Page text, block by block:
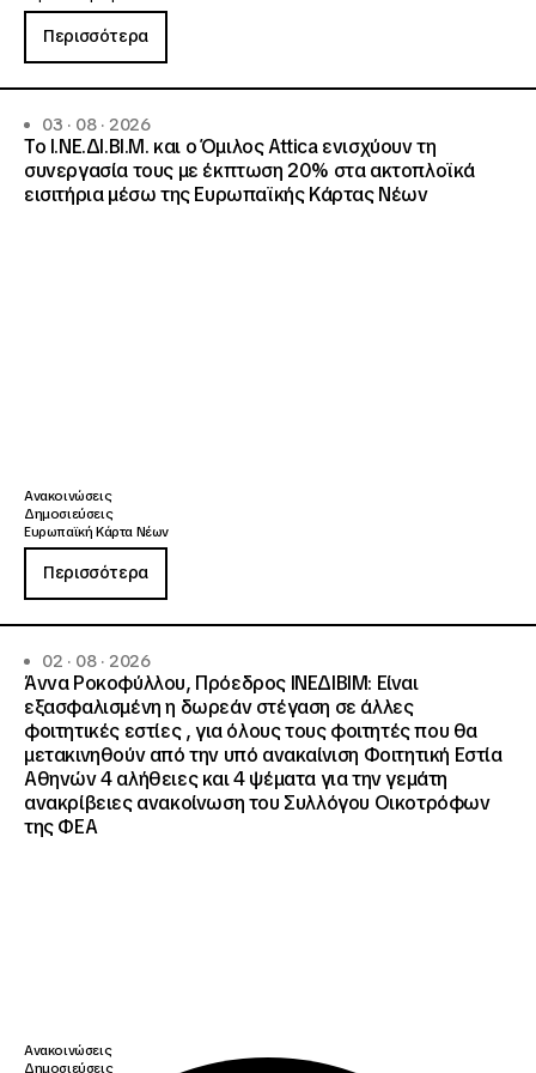
Περισσότερα
03 · 08 · 2026
Το Ι.ΝΕ.ΔΙ.ΒΙ.Μ. και o Όμιλος Attica ενισχύουν τη
συνεργασία τους με έκπτωση 20% στα ακτοπλοϊκά
εισιτήρια μέσω της Ευρωπαϊκής Κάρτας Νέων
Ανακοινώσεις
Δημοσιεύσεις
Ευρωπαϊκή Κάρτα Νέων
Περισσότερα
02 · 08 · 2026
Άννα Ροκοφύλλου, Πρόεδρος ΙΝΕΔΙΒΙΜ: Είναι
εξασφαλισμένη η δωρεάν στέγαση σε άλλες
φοιτητικές εστίες , για όλους τους φοιτητές που θα
μετακινηθούν από την υπό ανακαίνιση Φοιτητική Εστία
Αθηνών 4 αλήθειες και 4 ψέματα για την γεμάτη
ανακρίβειες ανακοίνωση του Συλλόγου Οικοτρόφων
της ΦΕΑ
Ανακοινώσεις
Δημοσιεύσεις